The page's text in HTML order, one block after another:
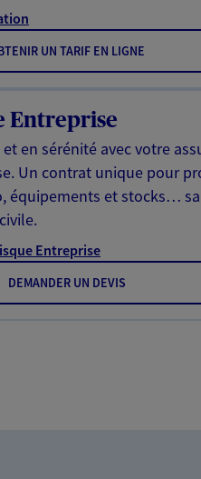
UN TARIF EN LIGNE
Entreprise
en sérénité avec votre
Un contrat unique pour
équipements et stocks…
Entreprise
DEMANDER UN DEVIS